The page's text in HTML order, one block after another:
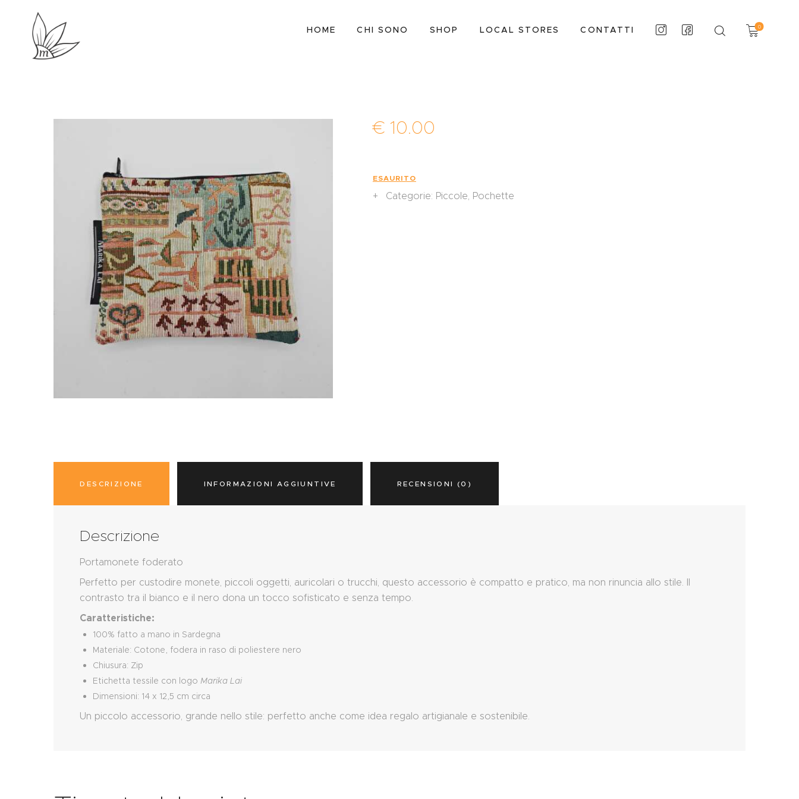
HOME CHI SONO SHOP LOCAL STORES CONTATTI 0
CHI SONO
CONTATTI
€ 10.00
ESAURITO
Categorie: Piccole Pochette
DESCRIZIONE INFORMAZIONI AGGIUNTIVE RECENSIONI (0)
Descrizione
Portamonete foderato
Perfetto per custodire monete, piccoli oggetti, auricolari o trucchi, questo accessorio è compatto e pratico, ma non rinuncia allo stile. Il
contrasto tra il bianco e il nero dona un tocco sofisticato e senza tempo.
Caratteristiche:
100% fatto a mano in Sardegna
Materiale: Cotone, fodera in raso di poliestere nero
Chiusura: Zip
Etichetta tessile con logo Marika Lai
Dimensioni: 14 x 12,5 cm circa
Un piccolo accessorio, grande nello stile: perfetto anche come idea regalo artigianale e sostenibile.